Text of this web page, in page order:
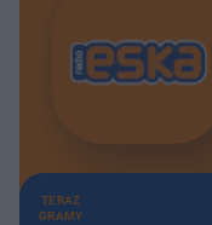
TERAZ
GRAMY